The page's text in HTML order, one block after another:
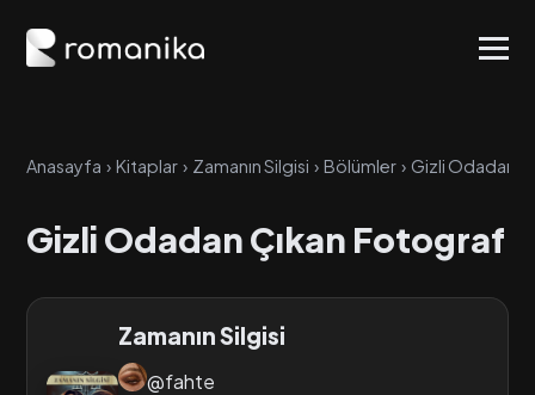
Anasayfa › Kitaplar › Zamanın Silgisi › Bölümler › Gizli Odadan
Gizli Odadan Çıkan Fotograf
Zamanın Silgisi
@fahte